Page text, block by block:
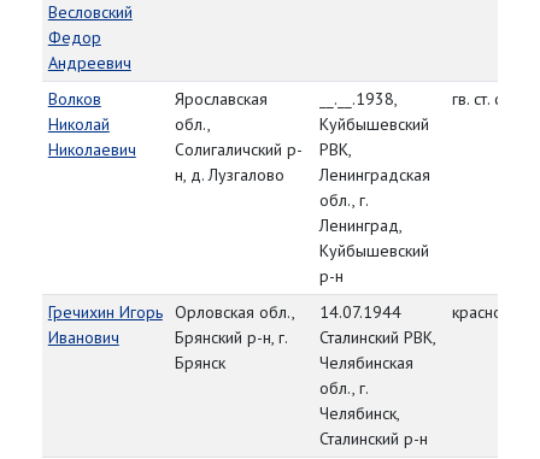
Весловский
Федор
Андреевич
Волков
Николай
Николаевич
Ярославская
обл.,
Солигаличский р-
н, д. Лузгалово
__.__.1938,
Куйбышевский
РВК,
Ленинградская
обл., г.
Ленинград,
Куйбышевский
р-н
гв. ст.
Гречихин Игорь
Иванович
Орловская обл.,
Брянский р-н, г.
Брянск
14.07.1944
Сталинский РВК,
Челябинская
обл., г.
Челябинск,
Сталинский р-н